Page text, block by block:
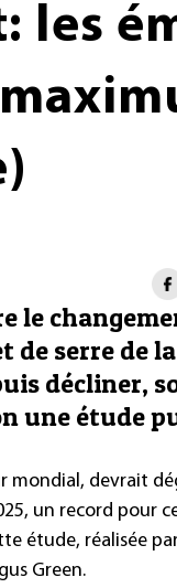
les
le
de serre de
décliner,
une étude
mondial, devrait
un record pour
étude, réalisée
Green.